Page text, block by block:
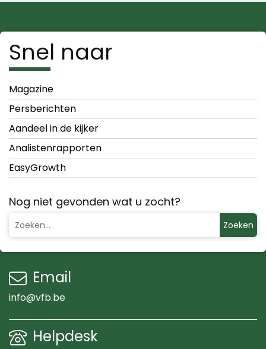
Snel naar
Magazine
Persberichten
Aandeel in de kijker
Analistenrapporten
EasyGrowth
Nog niet gevonden wat u zocht?
Zoeken
Email
info@vfb.be
Helpdesk